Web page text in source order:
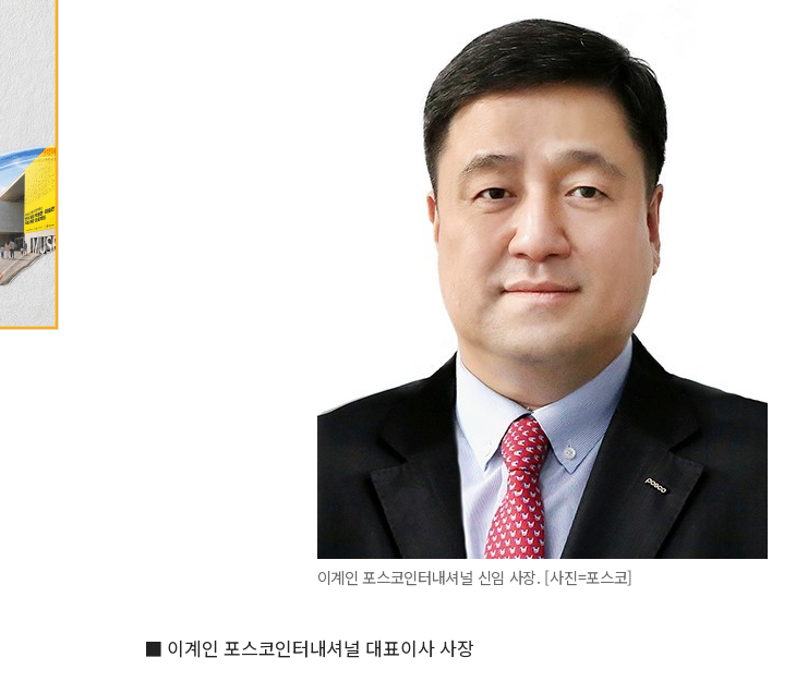
이계인 포스코인터내셔널 신임 사장. [사진=포스코]
■ 이계인 포스코인터내셔널 대표이사 사장